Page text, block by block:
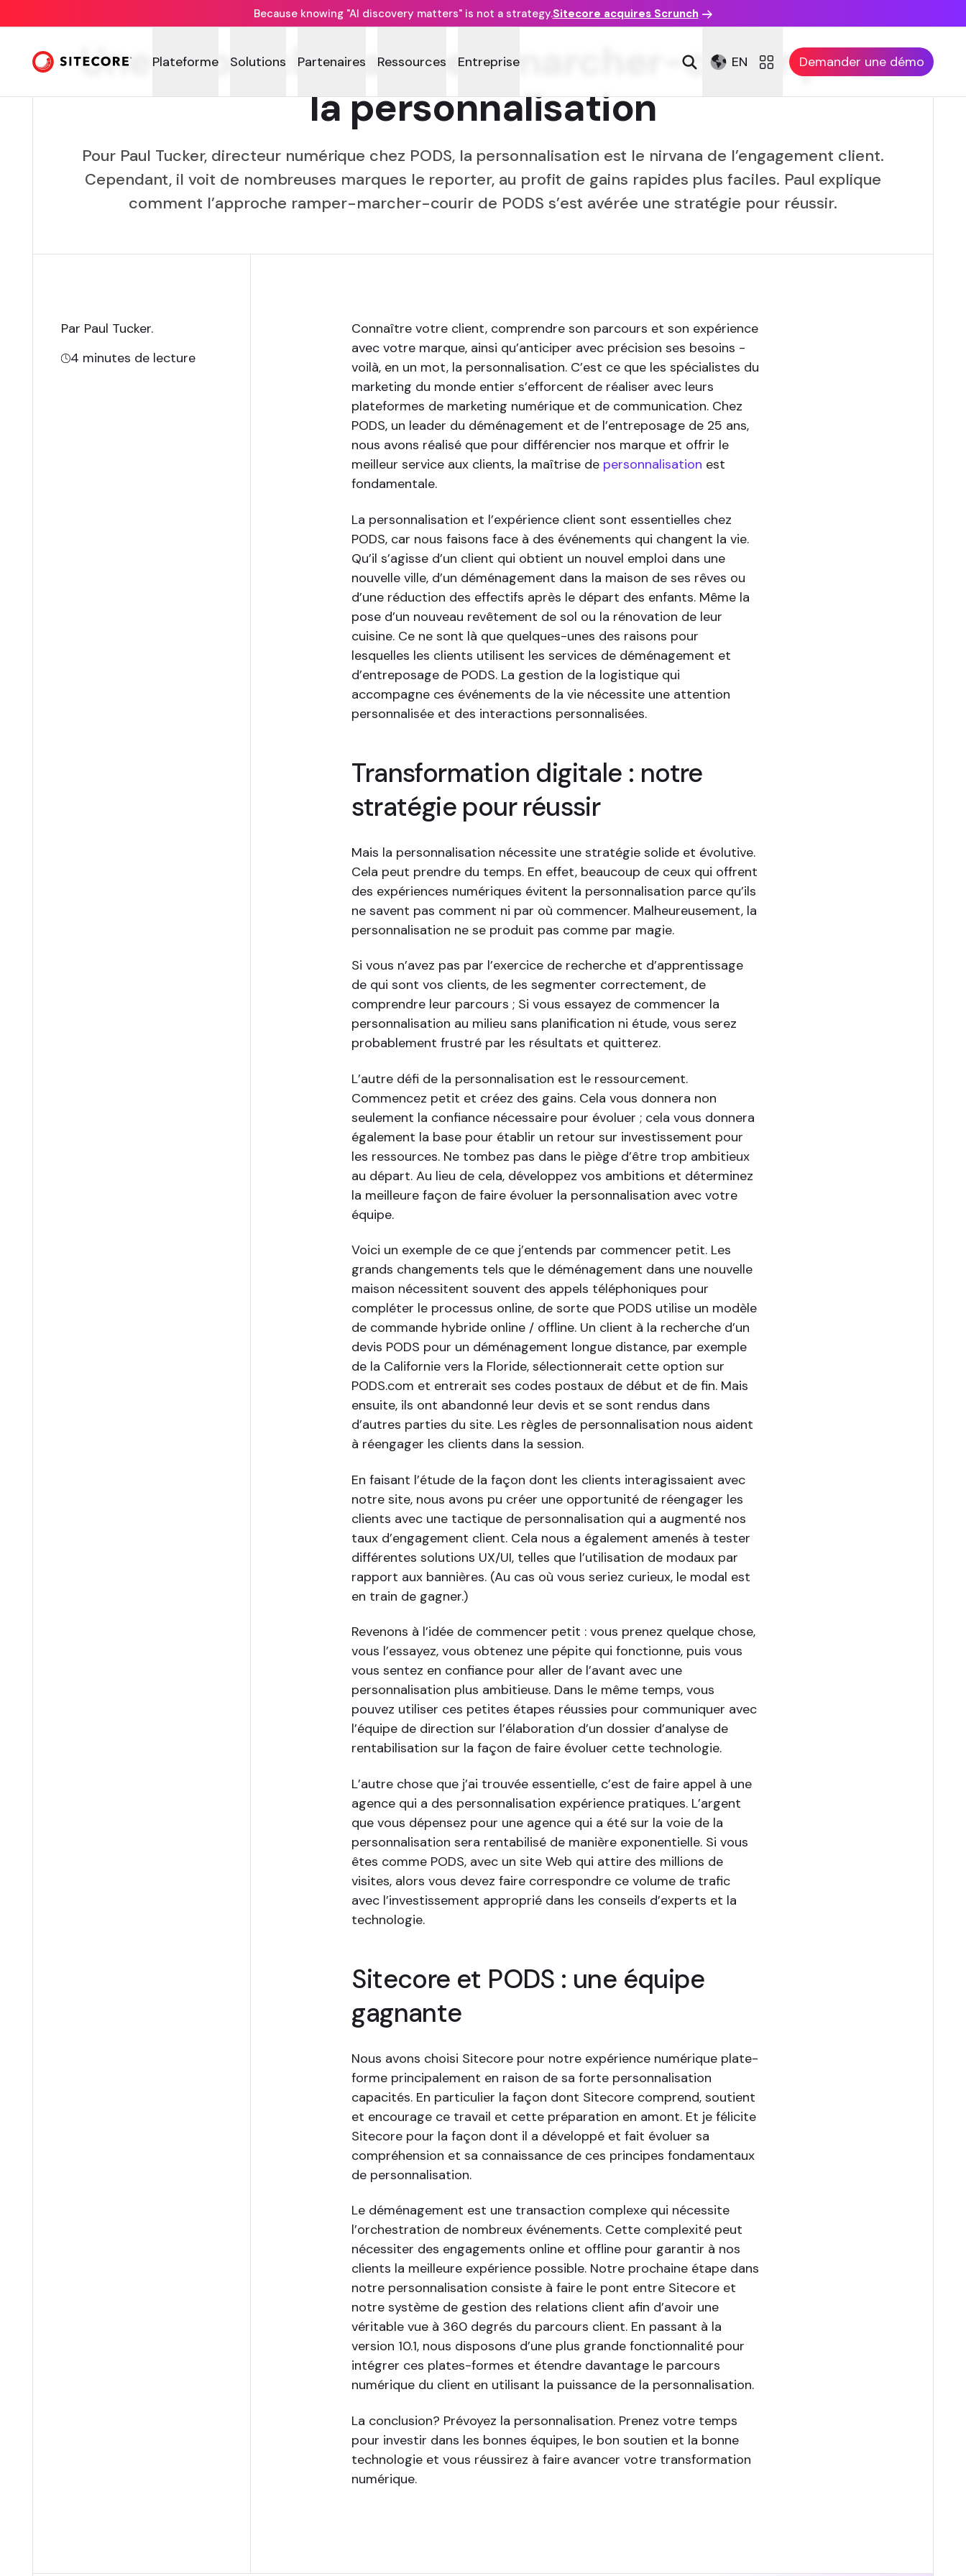
Because knowing "AI discovery matters" is not a strategy.Sitecore acquires Scrunch
Plateforme Solutions Partenaires Ressources Entreprise EN Demander une démo
Une approche ramper-marcher-courir pour
la personnalisation
Pour Paul Tucker, directeur numérique chez PODS, la personnalisation est le nirvana de l’engagement client.
Cependant, il voit de nombreuses marques le reporter, au profit de gains rapides plus faciles. Paul explique
comment l’approche ramper-marcher-courir de PODS s’est avérée une stratégie pour réussir.
Par Paul Tucker.
4 minutes de lecture
Connaître votre client, comprendre son parcours et son expérience
avec votre marque, ainsi qu’anticiper avec précision ses besoins -
voilà, en un mot, la personnalisation. C’est ce que les spécialistes du
marketing du monde entier s’efforcent de réaliser avec leurs
plateformes de marketing numérique et de communication. Chez
PODS, un leader du déménagement et de l’entreposage de 25 ans,
nous avons réalisé que pour différencier nos marque et offrir le
meilleur service aux clients, la maîtrise de personnalisation est
fondamentale.
La personnalisation et l’expérience client sont essentielles chez
PODS, car nous faisons face à des événements qui changent la vie.
Qu’il s’agisse d’un client qui obtient un nouvel emploi dans une
nouvelle ville, d’un déménagement dans la maison de ses rêves ou
d’une réduction des effectifs après le départ des enfants. Même la
pose d’un nouveau revêtement de sol ou la rénovation de leur
cuisine. Ce ne sont là que quelques-unes des raisons pour
lesquelles les clients utilisent les services de déménagement et
d’entreposage de PODS. La gestion de la logistique qui
accompagne ces événements de la vie nécessite une attention
personnalisée et des interactions personnalisées.
Transformation digitale : notre
stratégie pour réussir
Mais la personnalisation nécessite une stratégie solide et évolutive.
Cela peut prendre du temps. En effet, beaucoup de ceux qui offrent
des expériences numériques évitent la personnalisation parce qu’ils
ne savent pas comment ni par où commencer. Malheureusement, la
personnalisation ne se produit pas comme par magie.
Si vous n’avez pas par l’exercice de recherche et d’apprentissage
de qui sont vos clients, de les segmenter correctement, de
comprendre leur parcours ; Si vous essayez de commencer la
personnalisation au milieu sans planification ni étude, vous serez
probablement frustré par les résultats et quitterez.
L’autre défi de la personnalisation est le ressourcement.
Commencez petit et créez des gains. Cela vous donnera non
seulement la confiance nécessaire pour évoluer ; cela vous donnera
également la base pour établir un retour sur investissement pour
les ressources. Ne tombez pas dans le piège d’être trop ambitieux
au départ. Au lieu de cela, développez vos ambitions et déterminez
la meilleure façon de faire évoluer la personnalisation avec votre
équipe.
Voici un exemple de ce que j’entends par commencer petit. Les
grands changements tels que le déménagement dans une nouvelle
maison nécessitent souvent des appels téléphoniques pour
compléter le processus online, de sorte que PODS utilise un modèle
de commande hybride online / offline. Un client à la recherche d’un
devis PODS pour un déménagement longue distance, par exemple
de la Californie vers la Floride, sélectionnerait cette option sur
PODS.com et entrerait ses codes postaux de début et de fin. Mais
ensuite, ils ont abandonné leur devis et se sont rendus dans
d’autres parties du site. Les règles de personnalisation nous aident
à réengager les clients dans la session.
En faisant l’étude de la façon dont les clients interagissaient avec
notre site, nous avons pu créer une opportunité de réengager les
clients avec une tactique de personnalisation qui a augmenté nos
taux d’engagement client. Cela nous a également amenés à tester
différentes solutions UX/UI, telles que l’utilisation de modaux par
rapport aux bannières. (Au cas où vous seriez curieux, le modal est
en train de gagner.)
Revenons à l’idée de commencer petit : vous prenez quelque chose,
vous l’essayez, vous obtenez une pépite qui fonctionne, puis vous
vous sentez en confiance pour aller de l’avant avec une
personnalisation plus ambitieuse. Dans le même temps, vous
pouvez utiliser ces petites étapes réussies pour communiquer avec
l’équipe de direction sur l’élaboration d’un dossier d’analyse de
rentabilisation sur la façon de faire évoluer cette technologie.
L’autre chose que j’ai trouvée essentielle, c’est de faire appel à une
agence qui a des personnalisation expérience pratiques. L’argent
que vous dépensez pour une agence qui a été sur la voie de la
personnalisation sera rentabilisé de manière exponentielle. Si vous
êtes comme PODS, avec un site Web qui attire des millions de
visites, alors vous devez faire correspondre ce volume de trafic
avec l’investissement approprié dans les conseils d’experts et la
technologie.
Sitecore et PODS : une équipe
gagnante
Nous avons choisi Sitecore pour notre expérience numérique plate-
forme principalement en raison de sa forte personnalisation
capacités. En particulier la façon dont Sitecore comprend, soutient
et encourage ce travail et cette préparation en amont. Et je félicite
Sitecore pour la façon dont il a développé et fait évoluer sa
compréhension et sa connaissance de ces principes fondamentaux
de personnalisation.
Le déménagement est une transaction complexe qui nécessite
l’orchestration de nombreux événements. Cette complexité peut
nécessiter des engagements online et offline pour garantir à nos
clients la meilleure expérience possible. Notre prochaine étape dans
notre personnalisation consiste à faire le pont entre Sitecore et
notre système de gestion des relations client afin d’avoir une
véritable vue à 360 degrés du parcours client. En passant à la
version 10.1, nous disposons d’une plus grande fonctionnalité pour
intégrer ces plates-formes et étendre davantage le parcours
numérique du client en utilisant la puissance de la personnalisation.
La conclusion? Prévoyez la personnalisation. Prenez votre temps
pour investir dans les bonnes équipes, le bon soutien et la bonne
technologie et vous réussirez à faire avancer votre transformation
numérique.